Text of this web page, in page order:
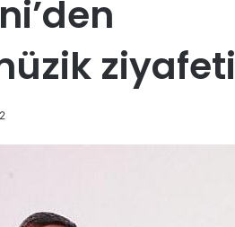
ziyafeti